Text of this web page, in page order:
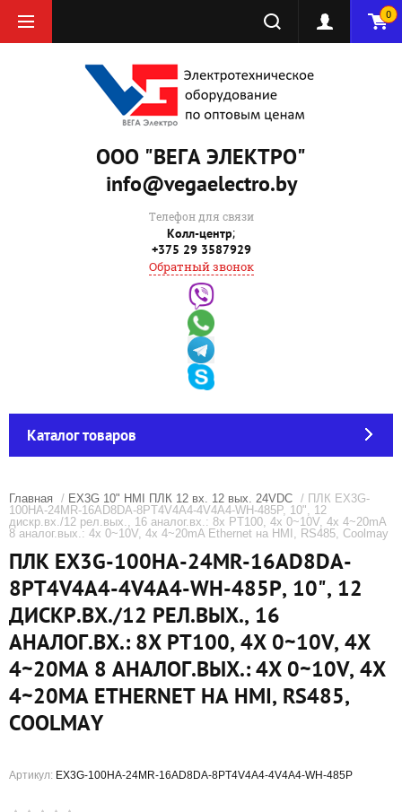
0
ООО "ВЕГА ЭЛЕКТРО"
info@vegaelectro.by
Телефон для связи
Колл-центр;
+375 29 3587929
Обратный звонок
Каталог товаров
Главная / EX3G 10" HMI ПЛК 12 вх. 12 вых. 24VDC / ПЛК EX3G-
100HA-24MR-16AD8DA-8PT4V4A4-4V4A4-WH-485P, 10", 12
дискр.вх./12 рел.вых., 16 аналог.вх.: 8x PT100, 4x 0~10V, 4x 4~20mA
8 аналог.вых.: 4x 0~10V, 4x 4~20mA Ethernet на HMI, RS485, Coolmay
ПЛК EX3G-100HA-24MR-16AD8DA-
8PT4V4A4-4V4A4-WH-485P, 10", 12
ДИСКР.ВХ./12 РЕЛ.ВЫХ., 16
АНАЛОГ.ВХ.: 8X PT100, 4X 0~10V, 4X
4~20MA 8 АНАЛОГ.ВЫХ.: 4X 0~10V, 4X
4~20MA ETHERNET НА HMI, RS485,
COOLMAY
Артикул: EX3G-100HA-24MR-16AD8DA-8PT4V4A4-4V4A4-WH-485P